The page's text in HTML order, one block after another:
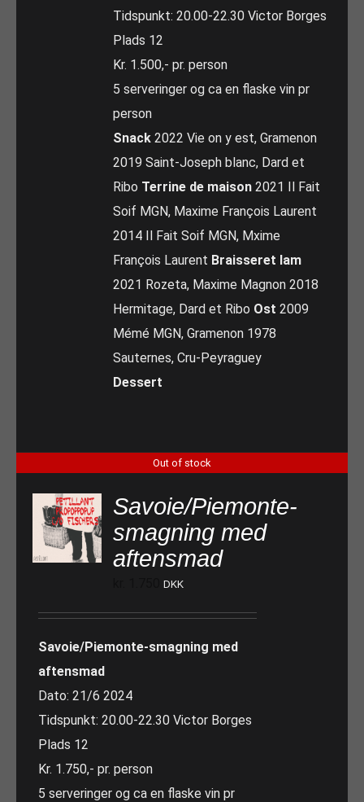
Tidspunkt: 20.00-22.30 Victor Borges
Plads 12
Kr. 1.500,- pr. person
5 serveringer og ca en flaske vin pr
person
Snack 2022 Vie on y est, Gramenon
2019 Saint-Joseph blanc, Dard et
Ribo Terrine de maison 2021 Il Fait
Soif MGN, Maxime François Laurent
2014 Il Fait Soif MGN, Mxime
François Laurent Braisseret lam
2021 Rozeta, Maxime Magnon 2018
Hermitage, Dard et Ribo Ost 2009
Mémé MGN, Gramenon 1978
Sauternes, Cru-Peyraguey
Dessert
Out of stock
Savoie/Piemonte-
smagning med
aftensmad
DKK
Savoie/Piemonte-smagning med
aftensmad
Dato: 21/6 2024
Tidspunkt: 20.00-22.30 Victor Borges
Plads 12
Kr. 1.750,- pr. person
5 serveringer og ca en flaske vin pr